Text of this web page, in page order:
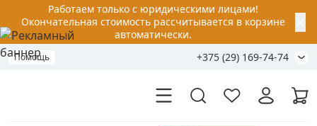
Работаем только с юридическими лицами!
Окончательная стоимость рассчитывается в корзине
автоматически.
Помощь +375 (29) 169-74-74